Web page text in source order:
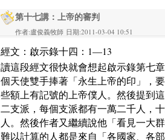
第十七講：上帝的審判
作者:盧俊義牧師 日期:2011-03-04 10:51
經文：啟示錄十四：1—13
讀這段經文很快就會想起啟示錄第七
個天使雙手捧著「永生上帝的印」，
些額上有記號的上帝僕人。然後提到
二支派，每個支派都有一萬二千人，
人。然後作者又繼續說他「看見一大
難以計算的人都是來自「各國家、各